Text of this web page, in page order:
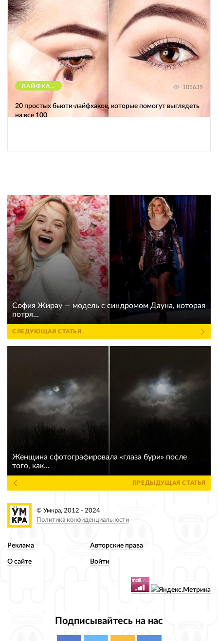
ЛАЙФХАКИ 105639
20 простых бьюти-лайфхаков, которые помогут выглядеть
на все 100
София Жирау — модель с синдромом Дауна, которая
потря...
СЛЕДУЮЩАЯ СТАТЬЯ
Женщина сфотографировала «глаза бури» после
того, как...
ПРЕДЫДУЩАЯ СТАТЬЯ
Реклама Авторские права
О сайте Войти
Подписывайтесь на нас
© Умкра, 2012 - 2024
Политика конфиденциальности